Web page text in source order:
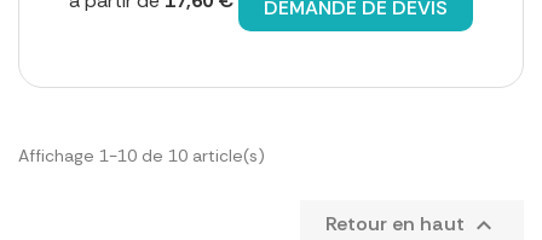
DEMANDE DE DEVIS
Affichage 1-10 de 10 article(s)
Retour en haut 